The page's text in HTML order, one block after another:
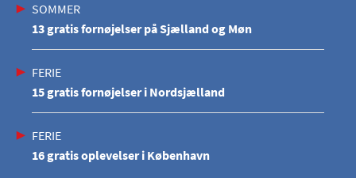
SOMMER
13 gratis fornøjelser på Sjælland og Møn
FERIE
15 gratis fornøjelser i Nordsjælland
FERIE
16 gratis oplevelser i København